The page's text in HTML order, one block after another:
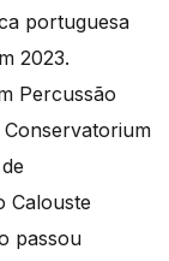
portuguesa
2023.
Percussão
Calouste
passou